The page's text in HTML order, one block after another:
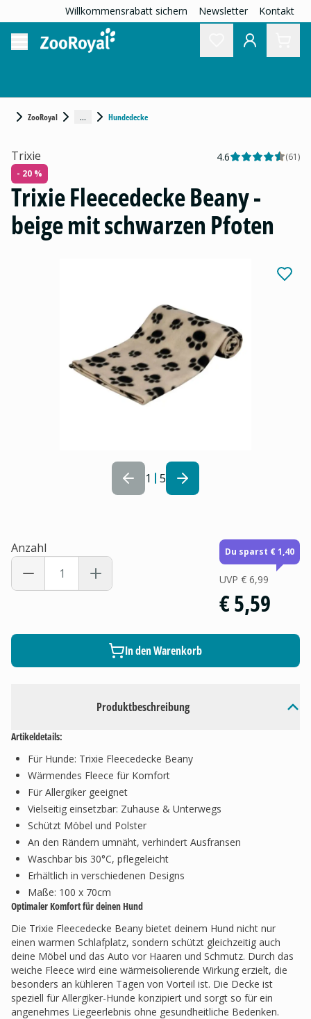
Willkommensrabatt sichern Newsletter Kontakt
ZooRoyal ... Hundedecke
1 5
Produktbeschreibung
Artikeldetails:
Für Hunde: Trixie Fleecedecke Beany
Wärmendes Fleece für Komfort
Für Allergiker geeignet
Vielseitig einsetzbar: Zuhause & Unterwegs
Schützt Möbel und Polster
An den Rändern umnäht, verhindert Ausfransen
Waschbar bis 30°C, pflegeleicht
Erhältlich in verschiedenen Designs
Maße: 100 x 70cm
Optimaler Komfort für deinen Hund
Die Trixie Fleecedecke Beany bietet deinem Hund nicht nur
einen warmen Schlafplatz, sondern schützt gleichzeitig auch
deine Möbel und das Auto vor Haaren und Schmutz. Durch das
weiche Fleece wird eine wärmeisolierende Wirkung erzielt, die
besonders an kühleren Tagen von Vorteil ist. Die Decke ist
speziell für Allergiker-Hunde konzipiert und sorgt so für ein
angenehmes Liegeerlebnis ohne gesundheitliche Bedenken.
Trixie 4.6 (61)
- 20 %
Trixie Fleecedecke Beany -
beige mit schwarzen Pfoten
Anzahl Du sparst € 1,40
UVP € 6,99
€ 5,59
In den Warenkorb